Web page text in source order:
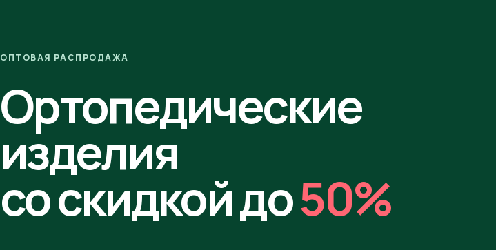
ОПТОВАЯ РАСПРОДАЖА
Ортопедические
изделия
со скидкой до50%